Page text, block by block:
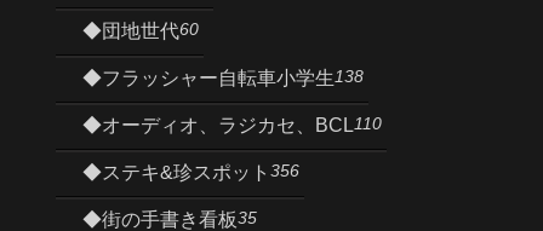
◆団地世代60
◆フラッシャー自転車小学生138
◆オーディオ、ラジカセ、BCL110
◆ステキ&珍スポット 356
◆街の手書き看板35